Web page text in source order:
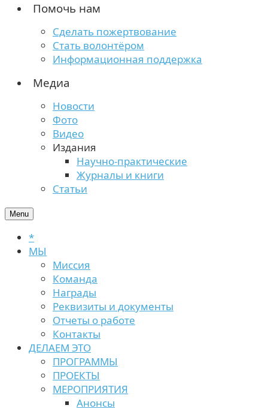
Помочь нам
Сделать пожертвование
Стать волонтёром
Информационная поддержка
Медиа
Новости
Фото
Видео
Издания
Научно-практические
Журналы и книги
Статьи
Menu
*
МЫ
Миссия
Команда
Награды
Реквизиты и документы
Отчеты о работе
Контакты
ДЕЛАЕМ ЭТО
ПРОГРАММЫ
ПРОЕКТЫ
МЕРОПРИЯТИЯ
Анонсы